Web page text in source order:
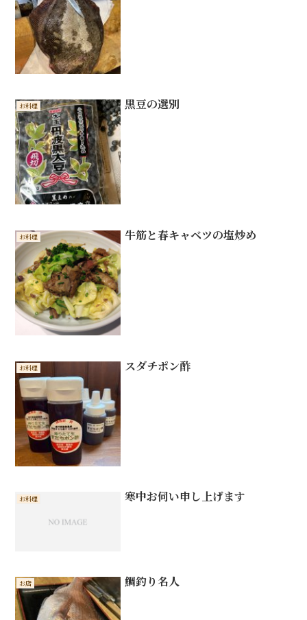
お料理 黒豆の選別
お料理 牛筋と春キャベツの塩炒め
お料理 スダチポン酢
お料理 寒中お伺い申し上げます
お店 鯛釣り名人